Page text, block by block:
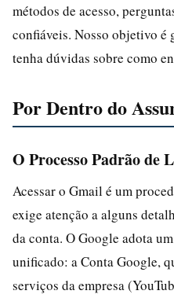
métodos de acesso,
confiáveis. Nosso objetivo é
tenha dúvidas sobre como
Por Dentro do
O Processo Padrão de
Acessar o Gmail é um
exige atenção a alguns
da conta. O Google adota
unificado: a Conta Google,
serviços da empresa